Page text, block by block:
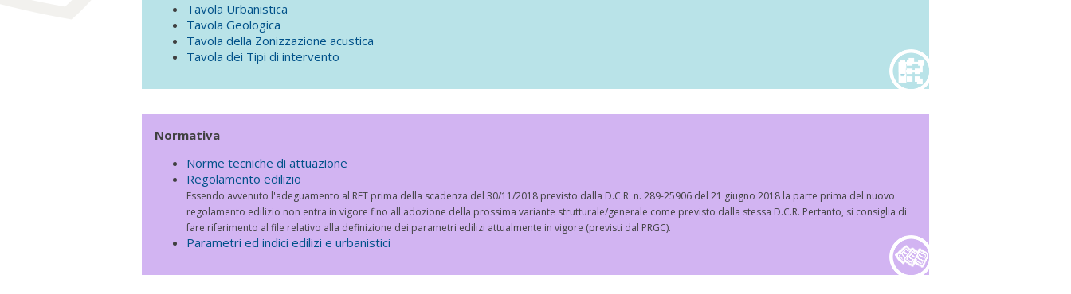
Tavola Urbanistica
Tavola Geologica
Tavola della Zonizzazione acustica
Tavola dei Tipi di intervento
Normativa
Norme tecniche di attuazione
Regolamento edilizio
Essendo avvenuto l'adeguamento al RET prima della scadenza del 30/11/2018 previsto dalla D.C.R. n. 289-25906 del 21 giugno 2018 la parte prima del nuovo
regolamento edilizio non entra in vigore fino all'adozione della prossima variante strutturale/generale come previsto dalla stessa D.C.R. Pertanto, si consiglia di
fare riferimento al file relativo alla definizione dei parametri edilizi attualmente in vigore (previsti dal PRGC).
Parametri ed indici edilizi e urbanistici